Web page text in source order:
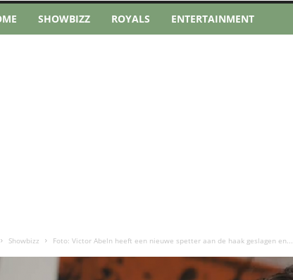
SHOWBIZZ ROYALS ENTERTAINMENT
Showbizz Foto: Victor Abeln heeft een nieuwe spetter aan de haak geslagen en...